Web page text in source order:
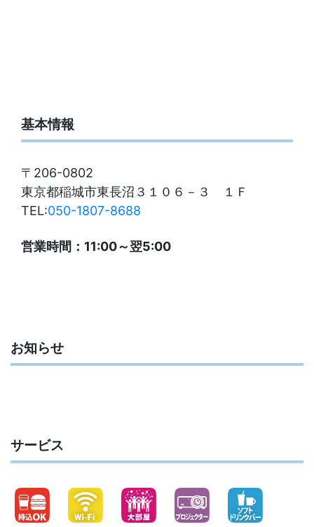
基本情報
〒206-0802
東京都稲城市東長沼３１０６－３ １Ｆ
TEL:050-1807-8688
営業時間：11:00～翌5:00
お知らせ
サービス